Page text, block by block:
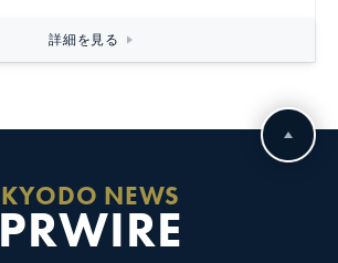
詳細を見る
KYODO NEWS
PRWIRE